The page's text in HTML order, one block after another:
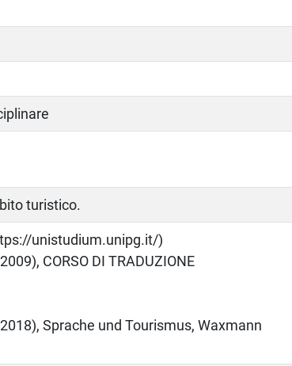
turistico.
unistudium.unipg.it/)
CORSO DI TRADUZIONE
Sprache und Tourismus, Waxmann